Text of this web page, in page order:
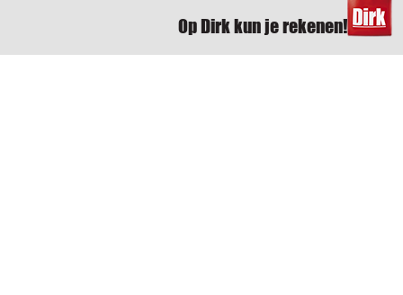
Op Dirk kun je rekenen!